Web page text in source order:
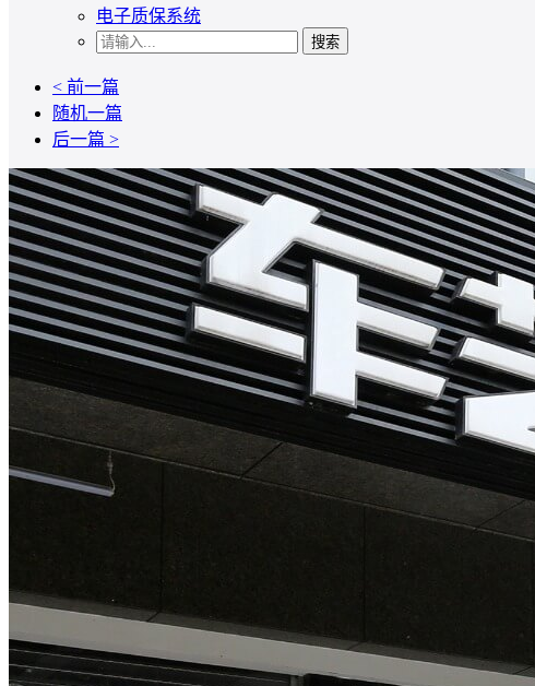
电子质保系统
搜索
< 前一篇
随机一篇
后一篇 >